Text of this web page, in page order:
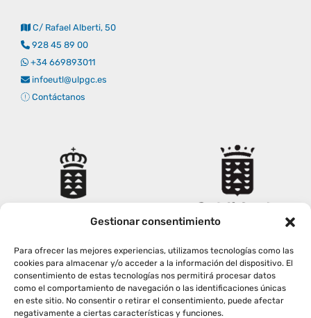
Gestionar consentimiento
Para ofrecer las mejores experiencias, utilizamos tecnologías como las
cookies para almacenar y/o acceder a la información del dispositivo. El
consentimiento de estas tecnologías nos permitirá procesar datos
como el comportamiento de navegación o las identificaciones únicas
en este sitio. No consentir o retirar el consentimiento, puede afectar
negativamente a ciertas características y funciones.
C/ Rafael Alberti, 50
928 45 89 00
+34 669893011
infoeutl@ulpgc.es
Contáctanos